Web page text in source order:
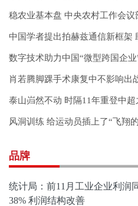
稳农业基本盘 中央农村工作会议
中国学者提出拍赫兹通信新框架
数字技术助力中国“微型跨国企
肖若腾脚踝手术康复中不影响出
泰山岿然不动 时隔11年重登中超
风洞训练 给运动员插上了“飞翔
品牌
统计局：前11月工业企业利润
38% 利润结构改善